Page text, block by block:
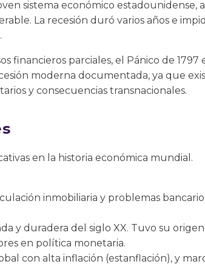
sistema económico estadounidense,
La recesión duró varios años e
financieros parciales, el Pánico de 1797
moderna documentada, ya que
y consecuencias transnacionales.
en la historia económica mundial.
inmobiliaria y problemas
y duradera del siglo XX. Tuvo su
en política monetaria.
con alta inflación (estanflación), y